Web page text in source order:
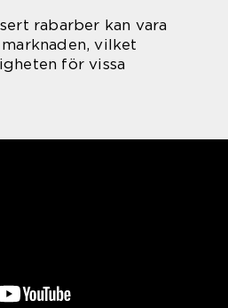
rabarber kan vara
vilket
för vissa